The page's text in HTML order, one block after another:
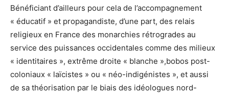
Bénéficiant d’ailleurs pour cela de l’accompagnement
« éducatif » et propagandiste, d’une part, des relais
religieux en France des monarchies rétrogrades au
service des puissances occidentales comme des milieux
« identitaires », extrême droite « blanche »,bobos post-
coloniaux « laïcistes » ou « néo-indigénistes », et aussi
de sa théorisation par le biais des idéologues nord-